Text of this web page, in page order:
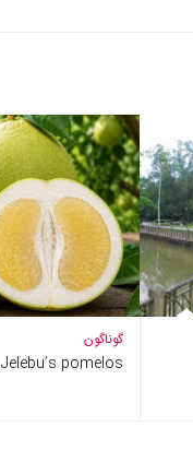
گوناگون
Jelebu’s pomelos ، فراتر از دوریان